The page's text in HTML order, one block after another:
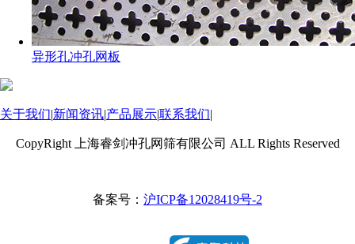
异形孔冲孔网板
关于我们|新闻资讯|产品展示|联系我们|
CopyRight 上海睿剑冲孔网筛有限公司 ALL Rights Reserved
备案号： 沪ICP备12028419号-2